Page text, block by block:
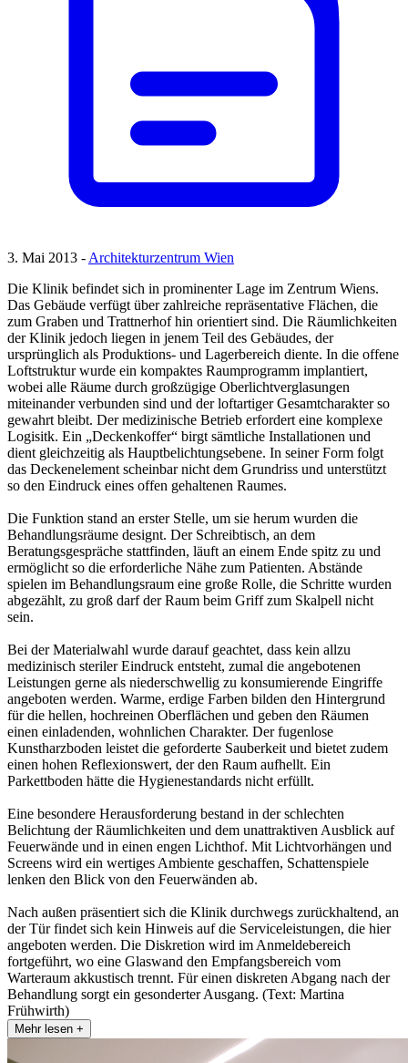
3. Mai 2013 -Architekturzentrum Wien
Die Klinik befindet sich in prominenter Lage im Zentrum Wiens.
Das Gebäude verfügt über zahlreiche repräsentative Flächen, die
zum Graben und Trattnerhof hin orientiert sind. Die Räumlichkeiten
der Klinik jedoch liegen in jenem Teil des Gebäudes, der
ursprünglich als Produktions- und Lagerbereich diente. In die offene
Loftstruktur wurde ein kompaktes Raumprogramm implantiert,
wobei alle Räume durch großzügige Oberlichtverglasungen
miteinander verbunden sind und der loftartiger Gesamtcharakter so
gewahrt bleibt. Der medizinische Betrieb erfordert eine komplexe
Logisitk. Ein „Deckenkoffer“ birgt sämtliche Installationen und
dient gleichzeitig als Hauptbelichtungsebene. In seiner Form folgt
das Deckenelement scheinbar nicht dem Grundriss und unterstützt
so den Eindruck eines offen gehaltenen Raumes.
Die Funktion stand an erster Stelle, um sie herum wurden die
Behandlungsräume designt. Der Schreibtisch, an dem
Beratungsgespräche stattfinden, läuft an einem Ende spitz zu und
ermöglicht so die erforderliche Nähe zum Patienten. Abstände
spielen im Behandlungsraum eine große Rolle, die Schritte wurden
abgezählt, zu groß darf der Raum beim Griff zum Skalpell nicht
sein.
Bei der Materialwahl wurde darauf geachtet, dass kein allzu
medizinisch steriler Eindruck entsteht, zumal die angebotenen
Leistungen gerne als niederschwellig zu konsumierende Eingriffe
angeboten werden. Warme, erdige Farben bilden den Hintergrund
für die hellen, hochreinen Oberflächen und geben den Räumen
einen einladenden, wohnlichen Charakter. Der fugenlose
Kunstharzboden leistet die geforderte Sauberkeit und bietet zudem
einen hohen Reflexionswert, der den Raum aufhellt. Ein
Parkettboden hätte die Hygienestandards nicht erfüllt.
Eine besondere Herausforderung bestand in der schlechten
Belichtung der Räumlichkeiten und dem unattraktiven Ausblick auf
Feuerwände und in einen engen Lichthof. Mit Lichtvorhängen und
Screens wird ein wertiges Ambiente geschaffen, Schattenspiele
lenken den Blick von den Feuerwänden ab.
Nach außen präsentiert sich die Klinik durchwegs zurückhaltend, an
der Tür findet sich kein Hinweis auf die Serviceleistungen, die hier
angeboten werden. Die Diskretion wird im Anmeldebereich
fortgeführt, wo eine Glaswand den Empfangsbereich vom
Warteraum akkustisch trennt. Für einen diskreten Abgang nach der
Behandlung sorgt ein gesonderter Ausgang. (Text: Martina
Frühwirth)
Mehr lesen +